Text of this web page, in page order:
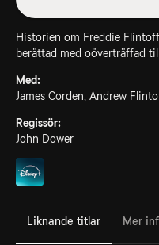
Historien om Freddie
berättad med oöverträffad
Med:
James Corden, Andrew
Regissör:
John Dower
Liknande titlar Mer